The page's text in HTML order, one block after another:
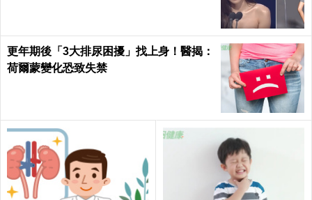
更年期後「3大排尿困擾」找上身！醫揭：
荷爾蒙變化恐致失禁